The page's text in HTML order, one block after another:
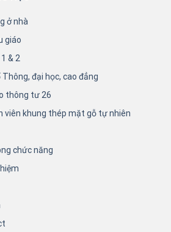
ở nhà
giáo
& 2
Thông, đại học, cao đẳng
thông tư 26
viên khung thép mặt gỗ tự nhiên
chức năng